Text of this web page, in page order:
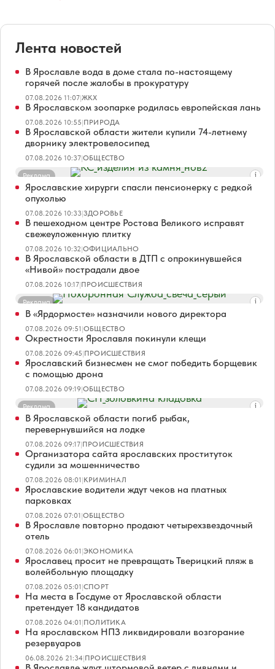
Лента новостей
В Ярославле вода в доме стала по-настоящему
горячей после жалобы в прокуратуру
07.08.2026 11:07|ЖКХ
В Ярославском зоопарке родилась европейская лань
07.08.2026 10:55|ПРИРОДА
В Ярославской области жители купили 74-летнему
дворнику электровелосипед
07.08.2026 10:37|ОБЩЕСТВО
Реклама
Ярославские хирурги спасли пенсионерку с редкой
опухолью
07.08.2026 10:33|ЗДОРОВЬЕ
В пешеходном центре Ростова Великого исправят
свежеуложенную плитку
07.08.2026 10:32|ОФИЦИАЛЬНО
В Ярославской области в ДТП с опрокинувшейся
«Нивой» пострадали двое
07.08.2026 10:17|ПРОИСШЕСТВИЯ
Реклама
В «Ярдормосте» назначили нового директора
07.08.2026 09:51|ОБЩЕСТВО
Окрестности Ярославля покинули клещи
07.08.2026 09:45|ПРОИСШЕСТВИЯ
Ярославский бизнесмен не смог победить борщевик
с помощью дрона
07.08.2026 09:19|ОБЩЕСТВО
Реклама
В Ярославской области погиб рыбак,
перевернувшийся на лодке
07.08.2026 09:17|ПРОИСШЕСТВИЯ
Организатора сайта ярославских проституток
судили за мошенничество
07.08.2026 08:01|КРИМИНАЛ
Ярославские водители ждут чеков на платных
парковках
07.08.2026 07:01|ОБЩЕСТВО
В Ярославле повторно продают четырехзвездочный
отель
07.08.2026 06:01|ЭКОНОМИКА
Ярославец просит не превращать Тверицкий пляж в
волейбольную площадку
07.08.2026 05:01|СПОРТ
На места в Госдуме от Ярославской области
претендует 18 кандидатов
07.08.2026 04:01|ПОЛИТИКА
На ярославском НПЗ ликвидировали возгорание
резервуаров
06.08.2026 21:34|ПРОИСШЕСТВИЯ